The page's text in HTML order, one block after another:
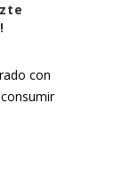
!
con